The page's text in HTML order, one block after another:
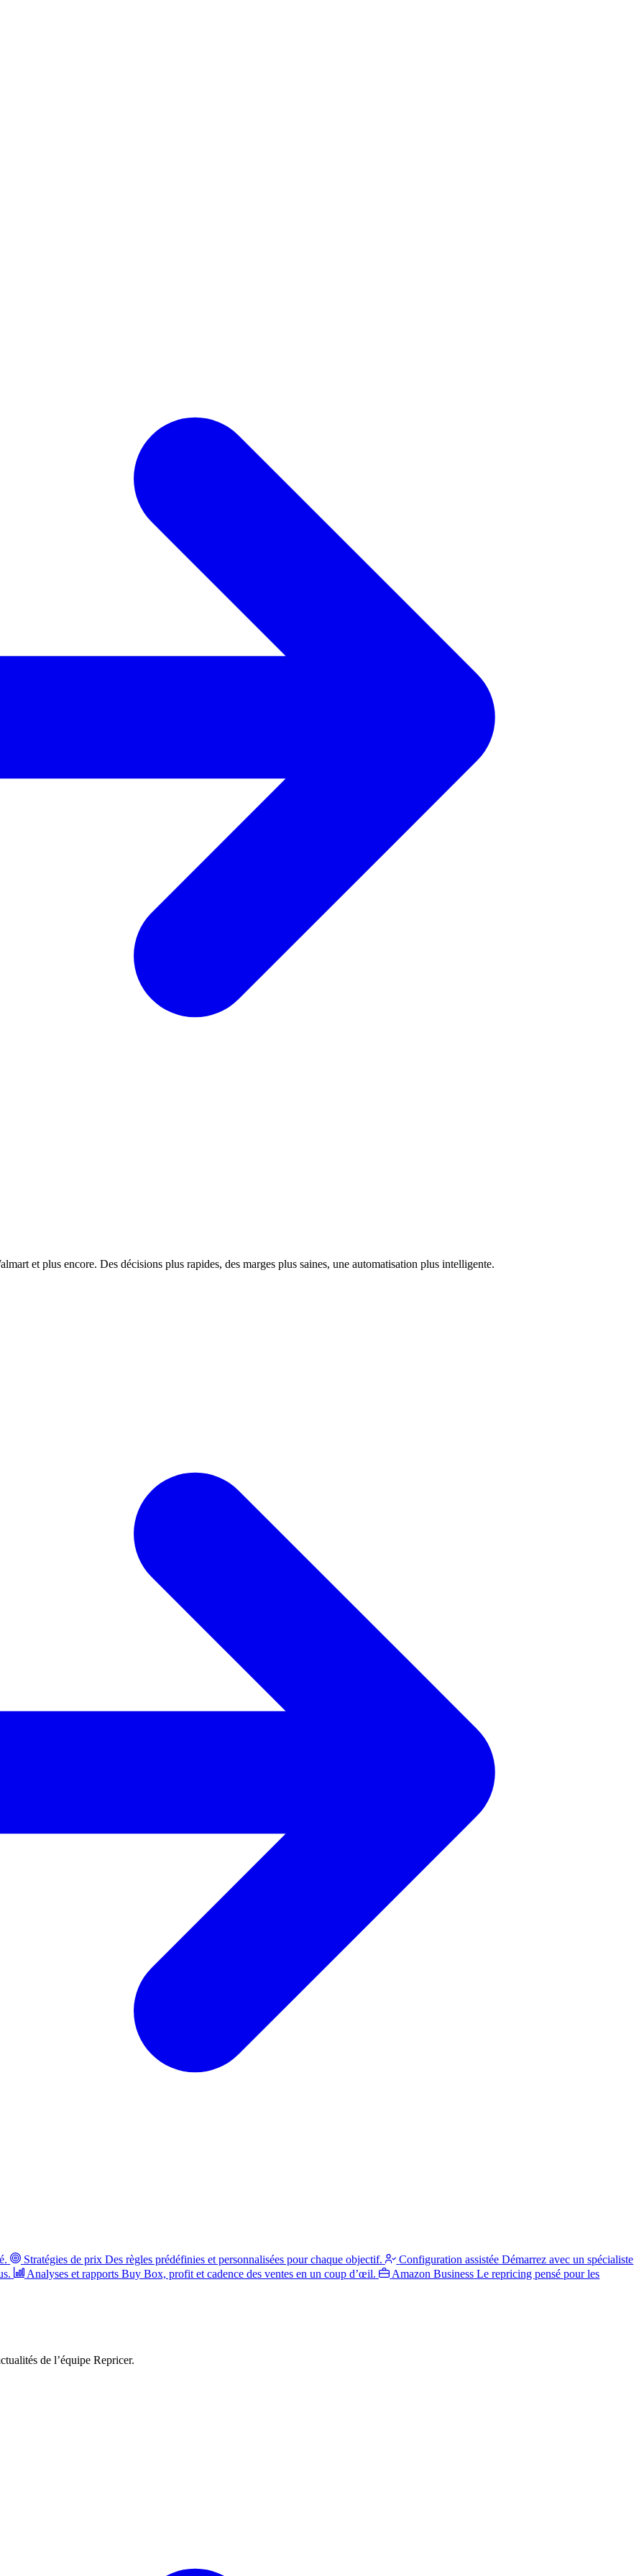
et plus encore. Des décisions plus rapides, des marges plus saines, une automatisation plus intelligente.
Stratégies de prix Des règles prédéfinies et personnalisées pour chaque objectif. Configuration assistée Démarrez avec un spécialiste
Analyses et rapports Buy Box, profit et cadence des ventes en un coup d’œil. Amazon Business Le repricing pensé pour les
de l’équipe Repricer.